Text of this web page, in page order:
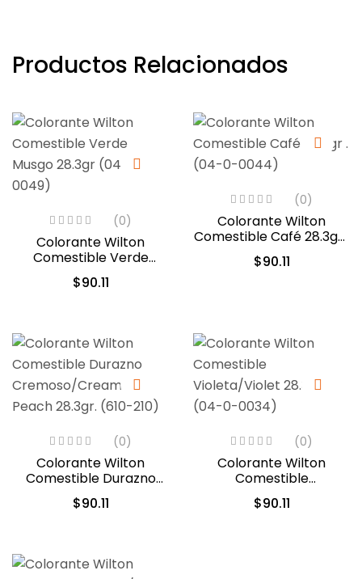
Productos Relacionados
(0)
Colorante Wilton
Comestible Verde
Musgo 28.3gr (04-0-
0049)
$90.11
(0)
Colorante Wilton
Comestible Café 28.3gr .
(04-0-0044)
$90.11
(0)
Colorante Wilton
Comestible Durazno
Cremoso/Creamy
Peach 28.3gr. (610-210)
$90.11
(0)
Colorante Wilton
Comestible
Violeta/Violet 28.3gr.
(04-0-0034)
$90.11